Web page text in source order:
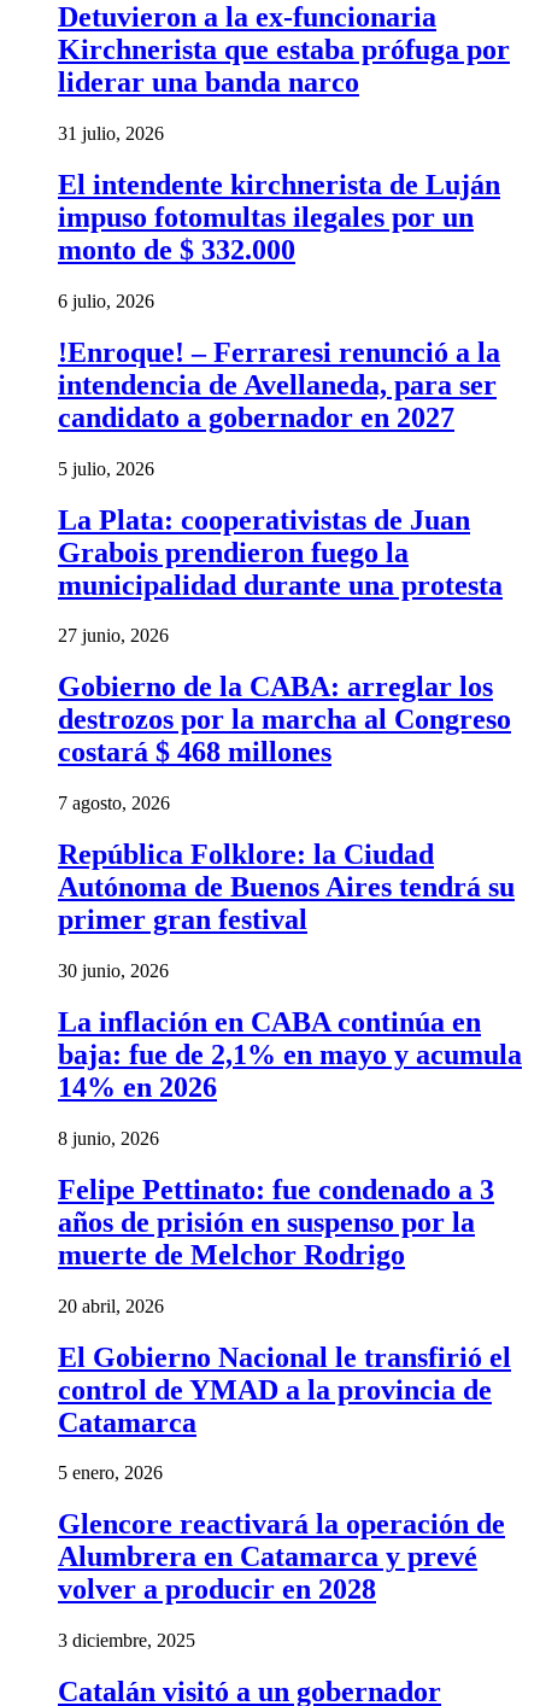
Detuvieron a la ex-funcionaria
Kirchnerista que estaba prófuga por
liderar una banda narco
31 julio, 2026
El intendente kirchnerista de Luján
impuso fotomultas ilegales por un
monto de $ 332.000
6 julio, 2026
!Enroque! – Ferraresi renunció a la
intendencia de Avellaneda, para ser
candidato a gobernador en 2027
5 julio, 2026
La Plata: cooperativistas de Juan
Grabois prendieron fuego la
municipalidad durante una protesta
27 junio, 2026
Gobierno de la CABA: arreglar los
destrozos por la marcha al Congreso
costará $ 468 millones
7 agosto, 2026
República Folklore: la Ciudad
Autónoma de Buenos Aires tendrá su
primer gran festival
30 junio, 2026
La inflación en CABA continúa en
baja: fue de 2,1% en mayo y acumula
14% en 2026
8 junio, 2026
Felipe Pettinato: fue condenado a 3
años de prisión en suspenso por la
muerte de Melchor Rodrigo
20 abril, 2026
El Gobierno Nacional le transfirió el
control de YMAD a la provincia de
Catamarca
5 enero, 2026
Glencore reactivará la operación de
Alumbrera en Catamarca y prevé
volver a producir en 2028
3 diciembre, 2025
Catalán visitó a un gobernador